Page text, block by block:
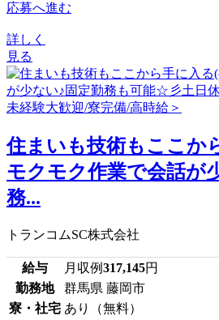
応募へ進む
詳しく
見る
住まいも技術もここか
モクモク作業で会話が
務...
トランコムSC株式会社
給与 月収例317,145円
勤務地
群馬県 藤岡市
寮・社宅 あり（無料）